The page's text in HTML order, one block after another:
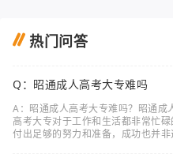
热门问答
Q：昭通成人高考大专难吗
A：昭通成人高考大专难吗？昭通成
高考大专对于工作和生活都非常忙
付出足够的努力和准备，成功也并非